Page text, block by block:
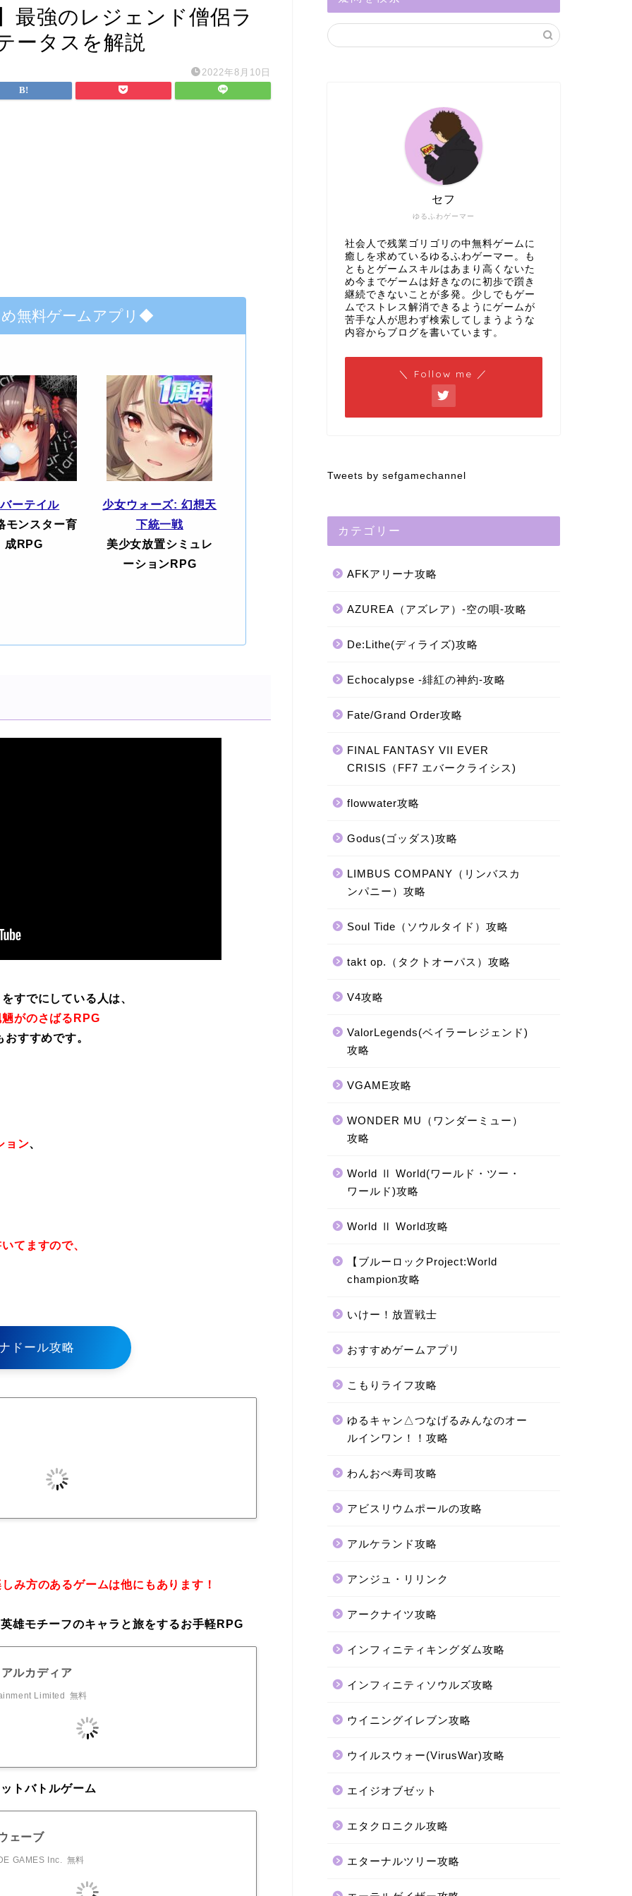
最強のレジェンド僧侶ラ
ータスを解説
2022年8月10日
無料ゲームアプリ◆
ーテイル
モンスター育
成RPG
少女ウォーズ: 幻想天
下統一戦
美少女放置シミュレ
ーションRPG
すでにしている人は、
がのさばるRPG
おすすめです。
ョン、
てますので、
ドール攻略
み方のあるゲームは他にもあります！
雄モチーフのキャラと旅をするお手軽RPG
ルカディア
Limited 無料
トバトルゲーム
ェーブ
GAMES Inc. 無料
ゆるふわゲーマー
セフ
社会人で残業ゴリゴリの中無料ゲームに
癒しを求めているゆるふわゲーマー。も
ともとゲームスキルはあまり高くないた
め今までゲームは好きなのに初歩で躓き
継続できないことが多発。少しでもゲー
ムでストレス解消できるようにゲームが
苦手な人が思わず検索してしまうような
内容からブログを書いています。
＼ Follow me ／
Tweets by sefgamechannel
カテゴリー
AFKアリーナ攻略
AZUREA（アズレア）-空の唄-攻略
De:Lithe(ディライズ)攻略
Echocalypse -緋紅の神約-攻略
Fate/Grand Order攻略
FINAL FANTASY VII EVER
CRISIS（FF7 エバークライシス)
flowwater攻略
Godus(ゴッダス)攻略
LIMBUS COMPANY（リンバスカ
ンパニー）攻略
Soul Tide（ソウルタイド）攻略
takt op.（タクトオーパス）攻略
V4攻略
ValorLegends(ベイラーレジェンド)
攻略
VGAME攻略
WONDER MU（ワンダーミュー）
攻略
World Ⅱ World(ワールド・ツー・
ワールド)攻略
World Ⅱ World攻略
【ブルーロックProject:World
champion攻略
いけー！放置戦士
おすすめゲームアプリ
こもりライフ攻略
ゆるキャン△つなげるみんなのオー
ルインワン！！攻略
わんおぺ寿司攻略
アビスリウムポールの攻略
アルケランド攻略
アンジュ・リリンク
アークナイツ攻略
インフィニティキングダム攻略
インフィニティソウルズ攻略
ウイニングイレブン攻略
ウイルスウォー(VirusWar)攻略
エイジオブゼット
エタクロニクル攻略
エターナルツリー攻略